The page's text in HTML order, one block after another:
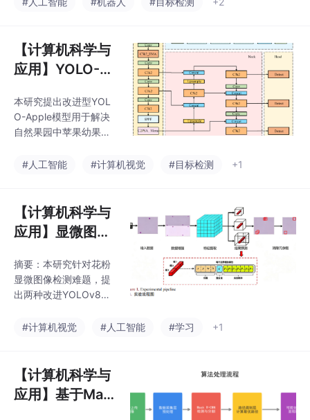
持，成果发表于《人工
器人搭载嵌入式系统进
行田间检测，在数据集
扩充至27,564张图像
9%，较原YOLOv8提升
3.1%。消融实验验证了
多尺度通道注意力(MTA
(FSA)模块的有效性，显
【计算机科学与
应用】YOLO-A
苹果幼果检测的
改进型目标检测
本研究提出改进型YOL
O-Apple模型用于解决
自然果园中苹果幼果检
片颜色相近、尺寸小且
新引入C2PSA_Mona模
块增强特征提取，并在
C3k2模块嵌入EMA注意
张真实场景图像，结果
显示YOLO-Apple以6.5
GFLOPs计算量和2.6M
达84.4%，综合性能优
#人工智能 #计算机视觉 #目标检测 +1
【计算机科学与
应用】显微图像
动检测方法
摘要：本研究针对花粉
显微图像检测难题，提
出两种改进YOLOv8的
过跨层特征复用增强多
换与上下文建模提升复
杂背景下的检测性能。
基于延安地区6类花粉
#计算机视觉 #人工智能 #学习 +1
【计算机科学与
应用】基于Mas